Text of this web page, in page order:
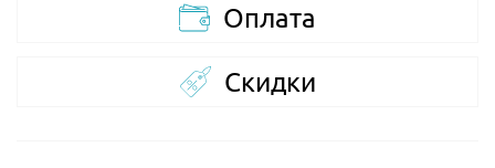
Оплата
Скидки